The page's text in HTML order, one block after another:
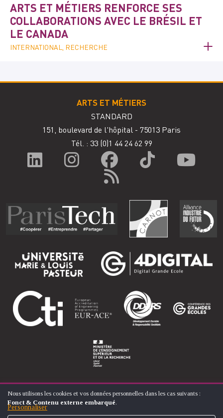
ARTS ET MÉTIERS RENFORCE SES
COLLABORATIONS AVEC LE BRÉSIL ET
LE CANADA
INTERNATIONAL, RECHERCHE
ARTS ET MÉTIERS
STANDARD
151, boulevard de l'hôpital - 75013 Paris
Tél. : 33 (0)1 44 24 62 99
© ÉCOLE NATIONALE SUPÉRIEURE D'ARTS ET MÉTIERS
UTILISATION
DES
DONNÉES
Nous utilisons les cookies et vos données personnelles dans les cas suivants :
Fonct & Contenu externe embarqué.
Personnaliser